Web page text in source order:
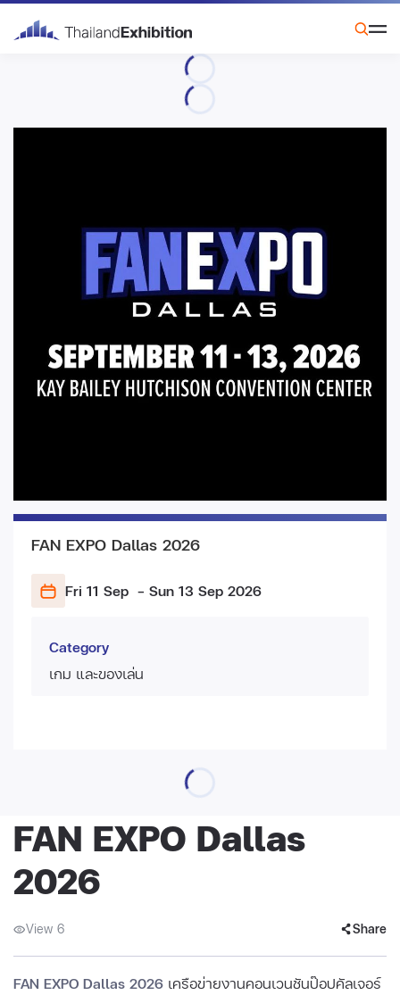
FAN EXPO Dallas 2026
Fri 11 Sep - Sun 13 Sep 2026
Category
เกม และของเล่น
FAN EXPO Dallas
2026
View 6 Share
FAN EXPO Dallas 2026 เครือข่ายงานคอนเวนชันป๊อปคัลเจอร์